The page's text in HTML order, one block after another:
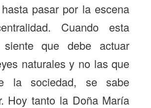
pasar por la escena
Cuando esta
siente que debe actuar
naturales y no las que
la sociedad, se sabe
Hoy tanto la Doña María